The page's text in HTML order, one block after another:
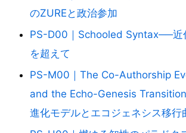
のZUREと政治参加
PS-D00｜Schooled Syntax──近
を超えて
PS-M00｜The Co-Authorship
and the Echo-Genesis
進化モデルとエコジェネシス移行